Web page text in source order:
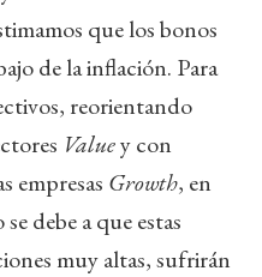
que los bonos
de la inflación. Para
reorientando
Valuey con
empresas Growth, en
se debe a que estas
muy altas, sufrirán